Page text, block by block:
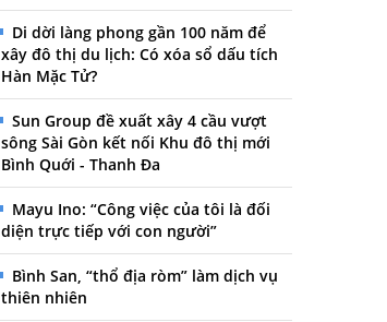
Di dời làng phong gần 100 năm để
xây đô thị du lịch: Có xóa sổ dấu tích
Hàn Mặc Tử?
Sun Group đề xuất xây 4 cầu vượt
sông Sài Gòn kết nối Khu đô thị mới
Bình Quới - Thanh Đa
Mayu Ino: “Công việc của tôi là đối
diện trực tiếp với con người”
Bình San, “thổ địa ròm” làm dịch vụ
thiên nhiên